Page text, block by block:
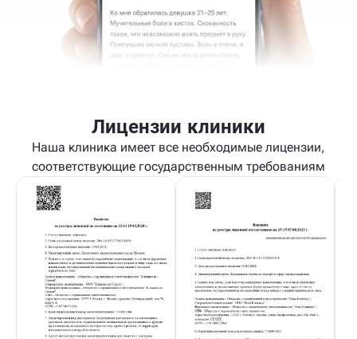
Лицензии клиники
Наша клиника имеет все необходимые лицензии,
соответствующие государственным требованиям